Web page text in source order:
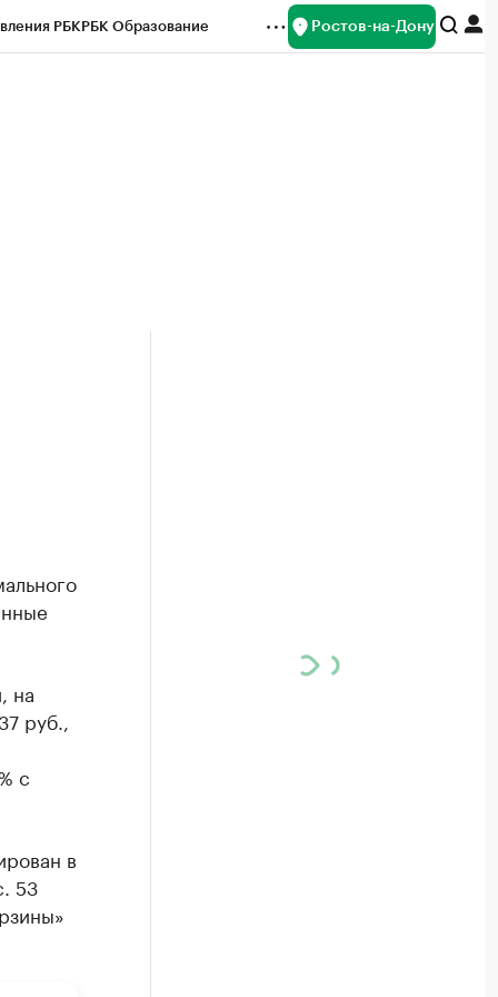
РБКРБК Образование Ростов-на-Дону
на
руб.,
с
в
53